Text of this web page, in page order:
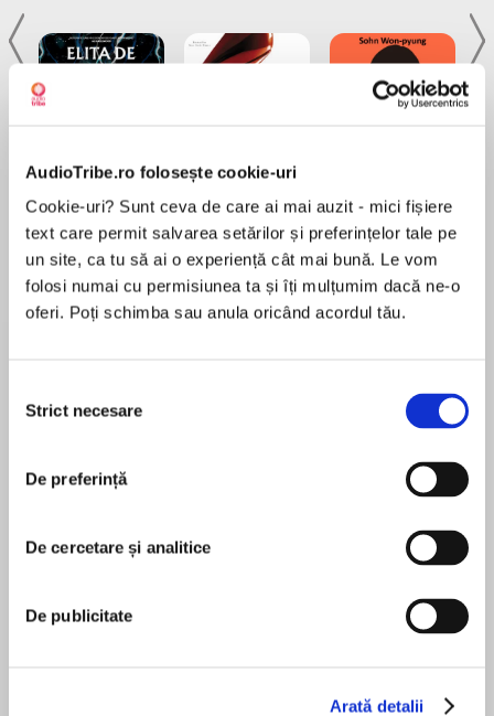
AudioTribe.ro folosește cookie-uri
Cookie-uri? Sunt ceva de care ai mai auzit - mici fișiere
text care permit salvarea setărilor și preferințelor tale pe
un site, ca tu să ai o experiență cât mai bună. Le vom
folosi numai cu permisiunea ta și îți mulțumim dacă ne-o
oferi. Poți schimba sau anula oricând acordul tău.
consimțământului
Strict necesare
De preferință
De cercetare și analitice
De publicitate
Arată detalii
Elita de Argint (Elita
Diavolul se îmbracă de
Desprecarte
20th Century and it is time that we all became
Three years before George Orwell made his
MAI MULT
pentru această carte